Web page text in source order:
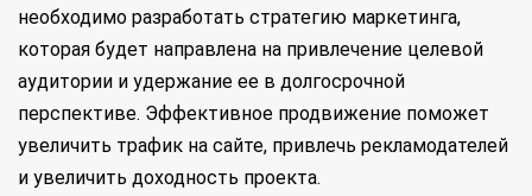
необходимо разработать стратегию маркетинга,
которая будет направлена на привлечение целевой
аудитории и удержание ее в долгосрочной
перспективе. Эффективное продвижение поможет
увеличить трафик на сайте, привлечь рекламодателей
и увеличить доходность проекта.